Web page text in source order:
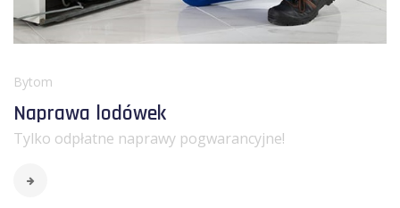
Bytom
Naprawa lodówek
Tylko odpłatne naprawy pogwarancyjne!